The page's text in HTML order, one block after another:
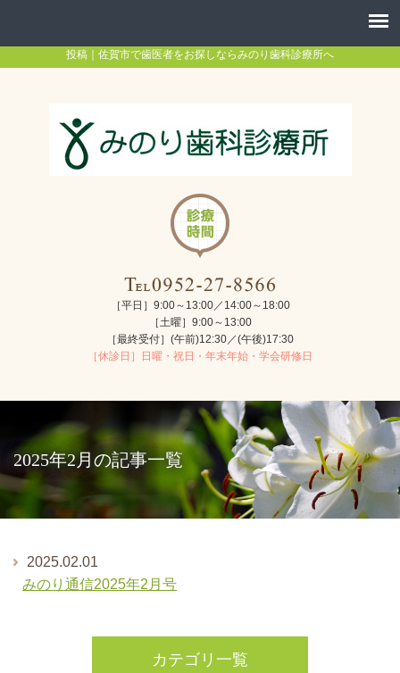
投稿｜佐賀市で歯医者をお探しならみのり歯科診療所へ
［平日］9:00～13:00／14:00～18:00
［土曜］9:00～13:00
［最終受付］(午前)12:30／(午後)17:30
［休診日］日曜・祝日・年末年始・学会研修日
2025年2月の記事一覧
2025.02.01
みのり通信2025年2月号
カテゴリ一覧